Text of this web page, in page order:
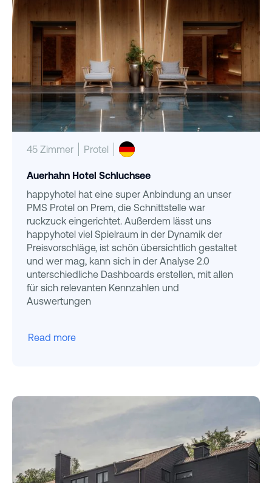
45 Zimmer Protel
Auerhahn Hotel Schluchsee
happyhotel hat eine super Anbindung an unser
PMS Protel on Prem, die Schnittstelle war
ruckzuck eingerichtet. Außerdem lässt uns
happyhotel viel Spielraum in der Dynamik der
Preisvorschläge, ist schön übersichtlich gestaltet
und wer mag, kann sich in der Analyse 2.0
unterschiedliche Dashboards erstellen, mit allen
für sich relevanten Kennzahlen und
Auswertungen
Read more